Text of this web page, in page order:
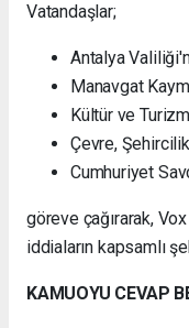
Vatandaşlar;
Antalya
Manavgat
Kültür ve Turizm
Çevre,
Cumhuriyet
göreve çağırarak,
iddiaların kapsamlı
KAMUOYU CEVAP